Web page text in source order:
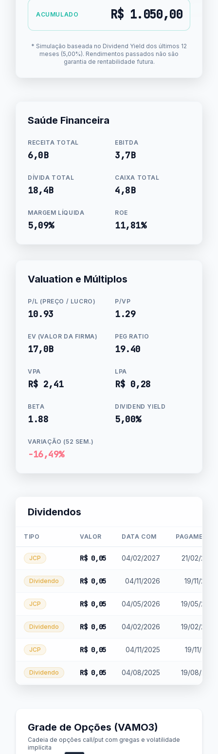
ACUMULADO R$ 1.050,00
* Simulação baseada no Dividend Yield dos últimos 12
meses (5,00%). Rendimentos passados não são
garantia de rentabilidade futura.
Saúde Financeira
RECEITA TOTAL
6,0B
EBITDA
3,7B
DÍVIDA TOTAL
18,4B
CAIXA TOTAL
4,8B
MARGEM LÍQUIDA
5,09%
ROE
11,81%
Valuation e Múltiplos
P/L (PREÇO / LUCRO)
10.93
P/VP
1.29
EV (VALOR DA FIRMA)
17,0B
PEG RATIO
19.40
VPA
R$ 2,41
LPA
R$ 0,28
BETA
1.88
DIVIDEND YIELD
5,00%
VARIAÇÃO (52 SEM.)
-16,49%
Dividendos
TIPO VALOR DATA COM PAGAMENTO
JCP R$ 0,05 04/02/2027 21/02/2027
Dividendo R$ 0,05 04/11/2026 19/11/2026
JCP R$ 0,05 04/05/2026 19/05/2026
Dividendo R$ 0,05 04/02/2026 19/02/2026
JCP R$ 0,05 04/11/2025 19/11/2025
Dividendo R$ 0,05 04/08/2025 19/08/2025
Grade de Opções (VAMO3)
Cadeia de opções call/put com gregas e volatilidade
implícita